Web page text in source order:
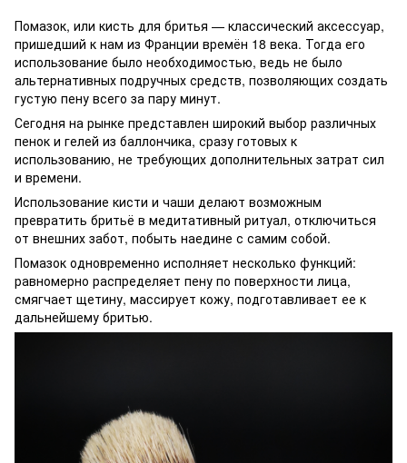
Помазок, или кисть для бритья — классический аксессуар,
пришедший к нам из Франции времён 18 века. Тогда его
использование было необходимостью, ведь не было
альтернативных подручных средств, позволяющих создать
густую пену всего за пару минут.
Сегодня на рынке представлен широкий выбор различных
пенок и гелей из баллончика, сразу готовых к
использованию, не требующих дополнительных затрат сил
и времени.
Использование кисти и чаши делают возможным
превратить бритьё в медитативный ритуал, отключиться
от внешних забот, побыть наедине с самим собой.
Помазок одновременно исполняет несколько функций:
равномерно распределяет пену по поверхности лица,
смягчает щетину, массирует кожу, подготавливает ее к
дальнейшему бритью.